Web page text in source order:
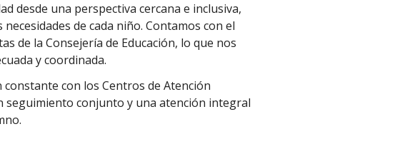
desde una perspectiva cercana e inclusiva,
de cada niño. Contamos con el
de la Consejería de Educación, lo que nos
y coordinada.
con los Centros de Atención
seguimiento conjunto y una atención integral